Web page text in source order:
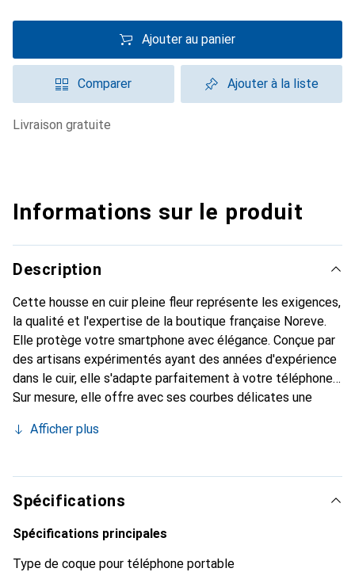
Ajouter au panier
Comparer Ajouter à la liste
livraison gratuite
Informations sur le produit
Description
Cette housse en cuir pleine fleur représente les exigences,
la qualité et l'expertise de la boutique française Noreve.
Elle protège votre smartphone avec élégance. Conçue par
des artisans expérimentés ayant des années d'expérience
dans le cuir, elle s'adapte parfaitement à votre téléphone.
Sur mesure, elle offre avec ses courbes délicates une
accessoire chic et indispensable pour votre smartphone.
ses produits de haute qualité et constitue un choix fiable
pour une clientèle exigeante.
Afficher plus
Spécifications
Spécifications principales
Type de coque pour téléphone portable